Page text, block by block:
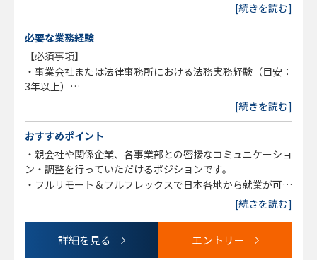
・知財マネジメント
・社内教育、社内リテラシー向上施策の企画実行
・各種プロジェクト参画等による事業部門支援
[続きを読む]
必要な業務経験
【必須事項】
・事業会社または法律事務所における法務実務経験（目安：
3年以上）
・契約審査、法務相談対応などのコントラクトマネジメント
・事業部門や関係者と連携しながら業務を推進したご経験
【歓迎要件】
以下のいずれかの経験のある方は歓迎します
・IT／SaaS／プラットフォームビジネス等に関する法務経
・データ利活用やデジタル領域に関する知見・実務経験
・金融領域に関する法務経験
・スタートアップや成長フェーズ企業における法務経験
[続きを読む]
おすすめポイント
・親会社や関係企業、各事業部との密接なコミュニケーショ
ン・調整を行っていただけるポジションです。
・フルリモート＆フルフレックスで日本各地から就業が可能
なため、非常に柔軟な環境下での就業が可能です。[続きを読む]
詳細を見る エントリー